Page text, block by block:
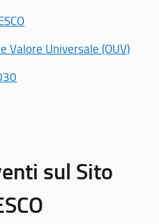
Valore Universale (OUV)
sul Sito